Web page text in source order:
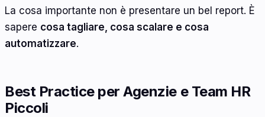
La cosa importante non è presentare un bel report. È
sapere cosa tagliare, cosa scalare e cosa
automatizzare.
Best Practice per Agenzie e Team HR
Piccoli